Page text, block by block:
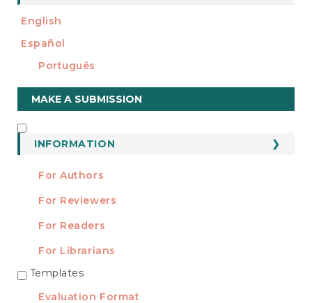
English
Español
Português
Make
a
Submission
MAKE A SUBMISSION
INFORMATION
For Authors
For Reviewers
For Readers
For Librarians
TEMPLATES
Templates
Evaluation Format